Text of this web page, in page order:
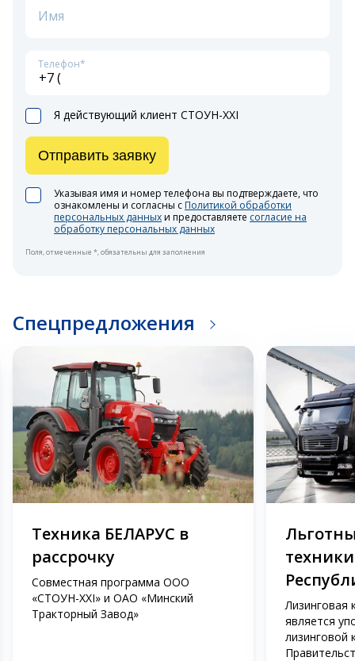
Имя
Телефон*
Я действующий клиент СТОУН-XXI
Указывая имя и номер телефона вы подтверждаете, что
ознакомлены и согласны с Политикой обработки
персональных данныхи предоставляете согласие на
обработку персональных данных
Отправить заявку
Поля, отмеченные *, обязательны для заполнения
Спецпредложения
Техника БЕЛАРУС в
рассрочку
Совместная программа ООО
«СТОУН-XXI» и ОАО «Минский
Тракторный Завод»
Лизинговая
является
лизинговой